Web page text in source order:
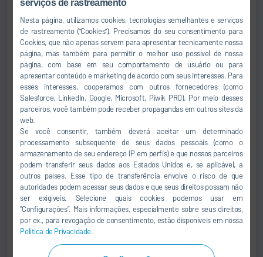
serviços de rastreamento
Nesta página, utilizamos cookies, tecnologias semelhantes e serviços
de rastreamento ("Cookies"). Precisamos do seu consentimento para
Cookies, que não apenas servem para apresentar tecnicamente nossa
página, mas também para permitir o melhor uso possível de nossa
página, com base em seu comportamento de usuário ou para
apresentar conteúdo e marketing de acordo com seus interesses. Para
esses interesses, cooperamos com outros fornecedores (como
Salesforce, LinkedIn, Google, Microsoft, Piwik PRO). Por meio desses
parceiros, você também pode receber propagandas em outros sites da
web.
Se você consentir, também deverá aceitar um determinado
processamento subsequente de seus dados pessoais (como o
armazenamento de seu endereço IP em perfis) e que nossos parceiros
podem transferir seus dados aos Estados Unidos e, se aplicável, a
outros países. Esse tipo de transferência envolve o risco de que
autoridades podem acessar seus dados e que seus direitos possam não
ser exigíveis. Selecione quais cookies podemos usar em
“Configurações”. Mais informações, especialmente sobre seus direitos,
por ex., para revogação de consentimento, estão disponíveis em nossa
Política de Privacidade .
Jens Reiner
Senior Vice President
SALES
+49 7142 78-0
sales@durr.com
Dürr Systems AG
Carl-Benz-Str. 34
74321 Bietigheim-Bissingen
Alemanha
Marcus Treppschuh